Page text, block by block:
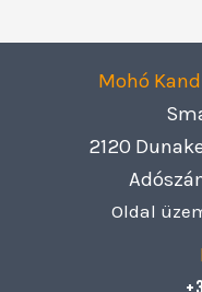
Mohó
2120
Oldal